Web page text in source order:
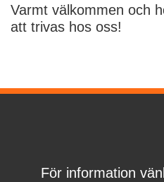
Varmt välkommen och
att trivas hos oss!
För information